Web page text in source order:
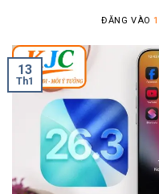
ĐĂNG VÀO
13
Th1